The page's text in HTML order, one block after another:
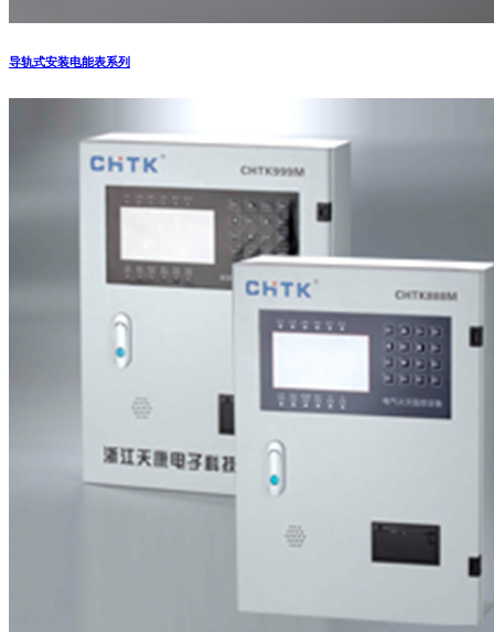
导轨式安装电能表系列